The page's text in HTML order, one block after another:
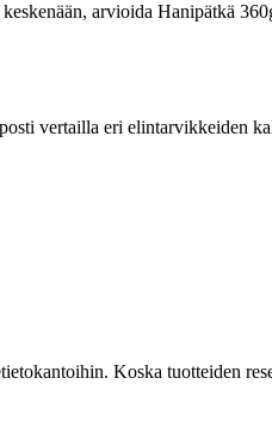
arvioida Hanipätkä
vertailla eri elintarvikkeiden
Koska tuotteiden